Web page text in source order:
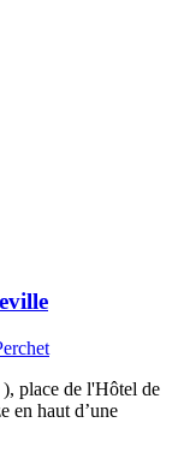
place de l'Hôtel de
en haut d’une